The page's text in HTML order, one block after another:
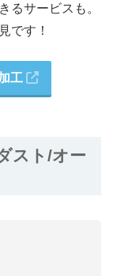
るサービスも。
です！
工
スト/オー